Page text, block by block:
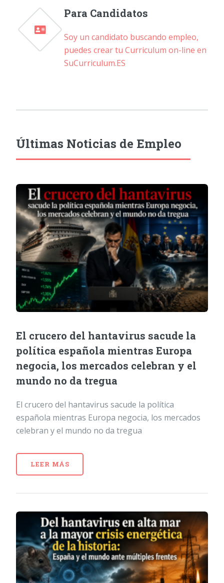
Para Candidatos
Soy un candidato buscando empleo,
puedes crear tu Curriculum on-line en
SuCurriculum.ES
Últimas Noticias de Empleo
El crucero del hantavirus sacude la
política española mientras Europa
negocia, los mercados celebran y el
mundo no da tregua
El crucero del hantavirus sacude la política
española mientras Europa negocia, los mercados
celebran y el mundo no da tregua
LEER MÁS